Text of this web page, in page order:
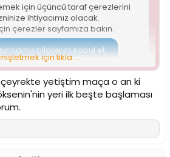
için üçüncü taraf çerezlerini
ihtiyacımız olacak.
çerezler sayfamıza bakın.
bilgilerini kabul et
için tıkla ...
çeyrekte yetiştim maça o an ki
yeri ilk beşte başlaması